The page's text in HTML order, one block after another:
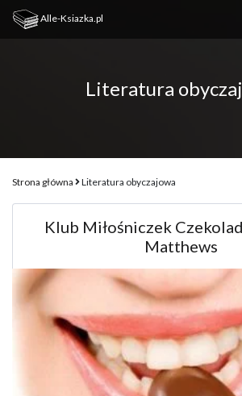
Alle-Ksiazka.pl
Literatura
Strona główna Literatura obyczajowa
Klub Miłośniczek
Matthews